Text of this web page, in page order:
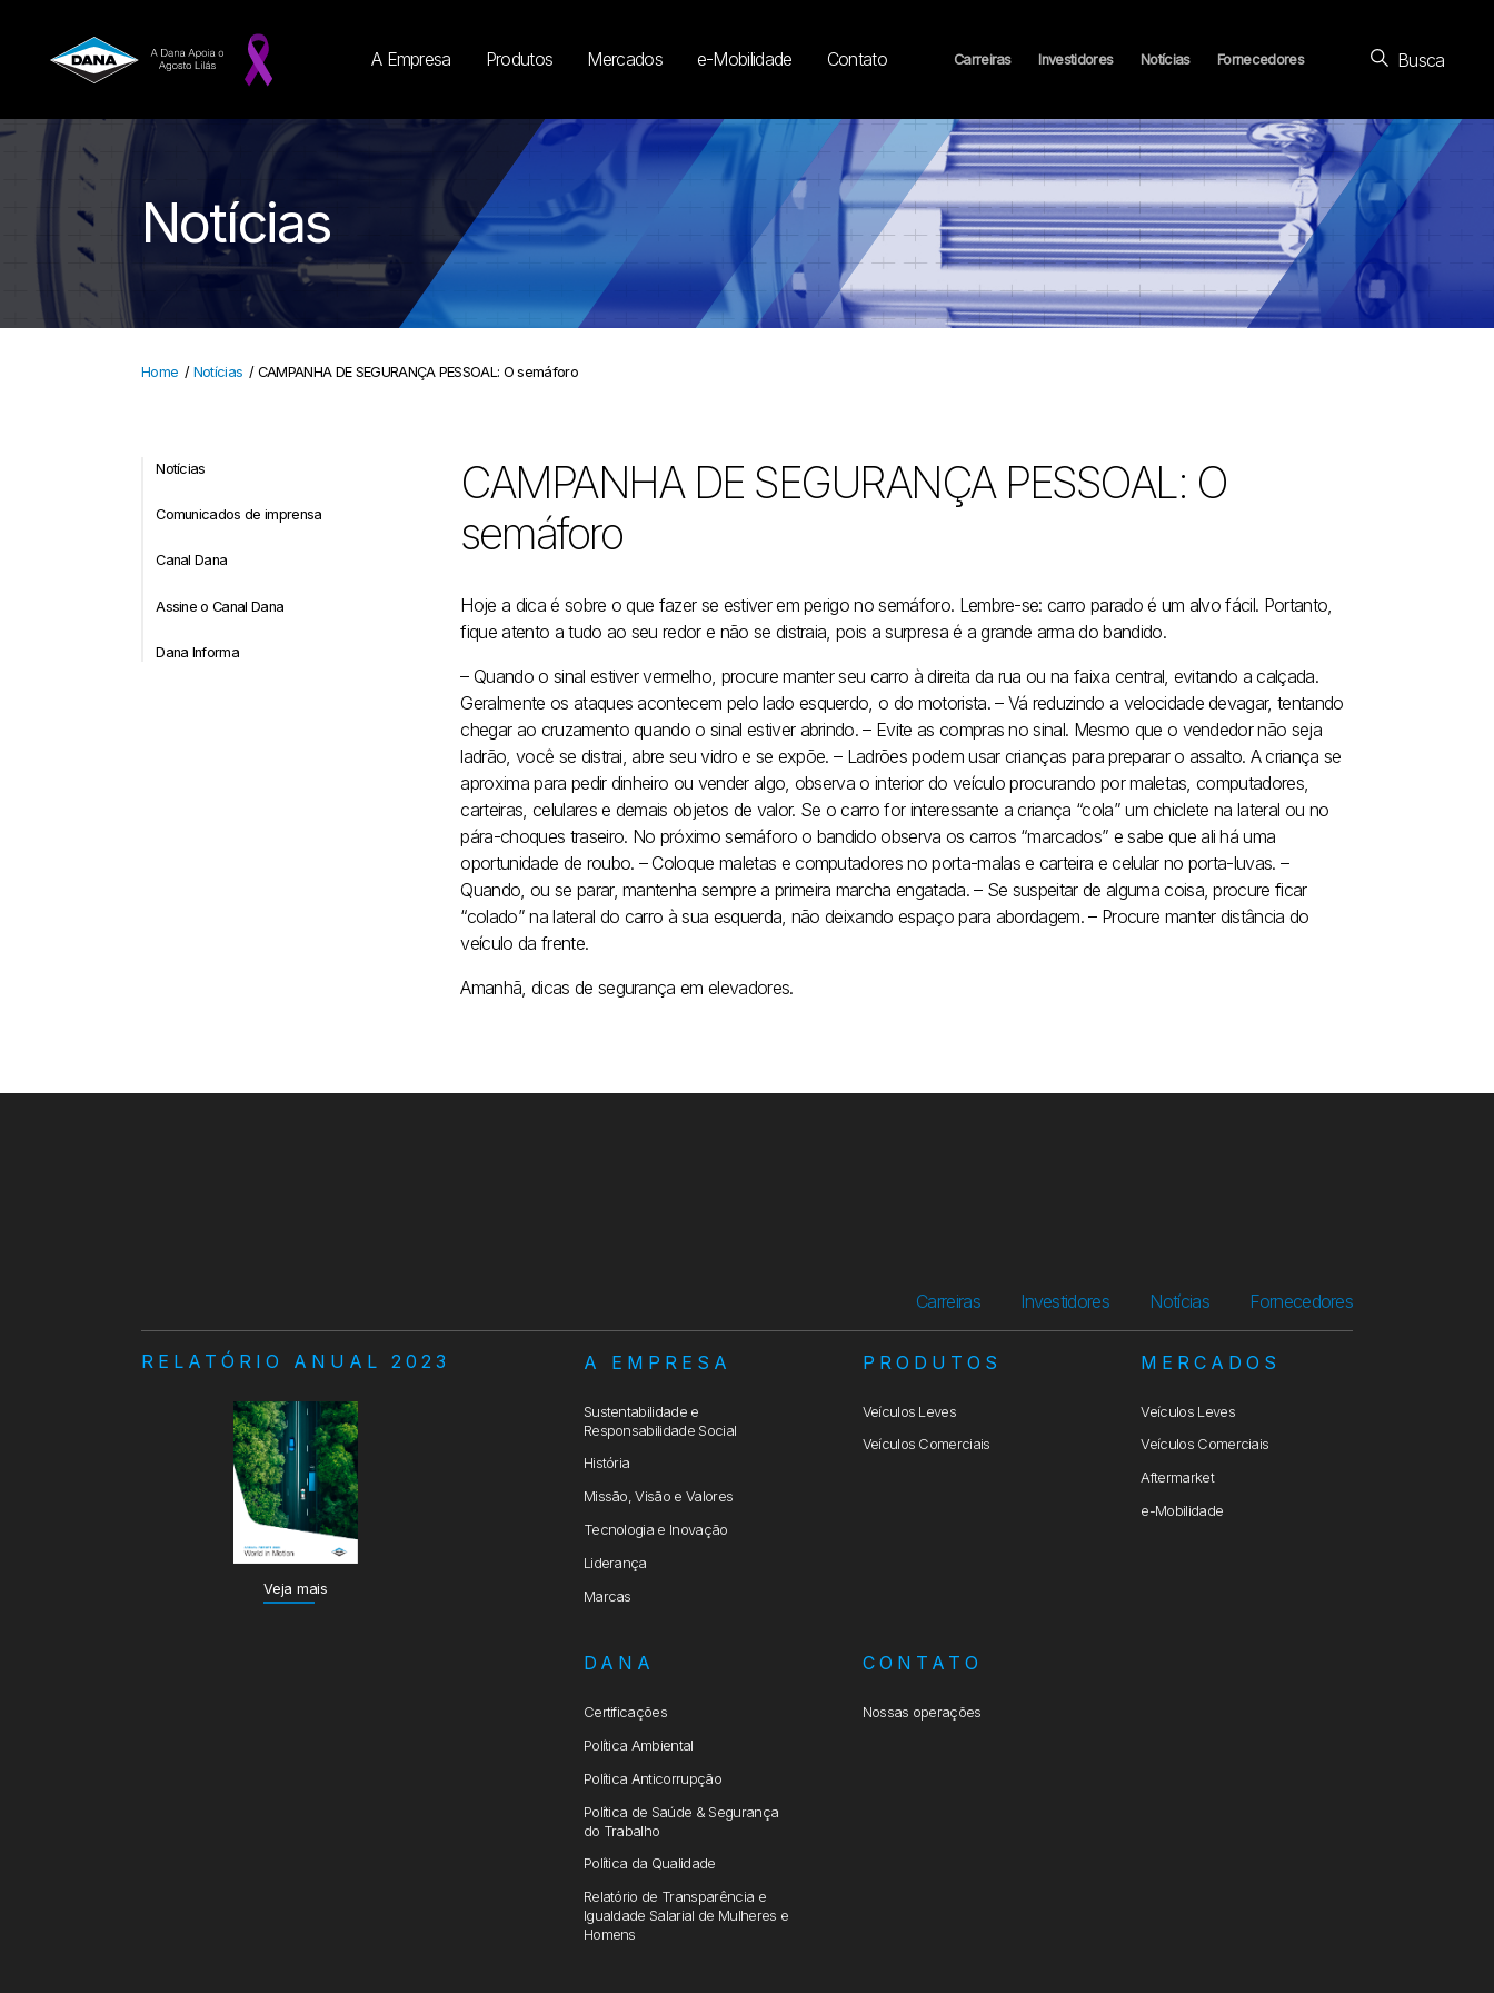
A Empresa Produtos Mercados e-Mobilidade Contato Carreiras Investidores Notícias Fornecedores Busca
Notícias
Home / Notícias / CAMPANHA DE SEGURANÇA PESSOAL: O semáforo
Notícias
Comunicados de imprensa
Canal Dana
Assine o Canal Dana
Dana Informa
CAMPANHA DE SEGURANÇA PESSOAL: O
semáforo
Hoje a dica é sobre o que fazer se estiver em perigo no semáforo. Lembre-se: carro parado é um alvo fácil. Portanto,
fique atento a tudo ao seu redor e não se distraia, pois a surpresa é a grande arma do bandido.
– Quando o sinal estiver vermelho, procure manter seu carro à direita da rua ou na faixa central, evitando a calçada.
Geralmente os ataques acontecem pelo lado esquerdo, o do motorista.– Vá reduzindo a velocidade devagar, tentando
chegar ao cruzamento quando o sinal estiver abrindo.– Evite as compras no sinal. Mesmo que o vendedor não seja
ladrão, você se distrai, abre seu vidro e se expõe.– Ladrões podem usar crianças para preparar o assalto. A criança se
aproxima para pedir dinheiro ou vender algo, observa o interior do veículo procurando por maletas, computadores,
carteiras, celulares e demais objetos de valor. Se o carro for interessante a criança “cola” um chiclete na lateral ou no
pára-choques traseiro. No próximo semáforo o bandido observa os carros “marcados” e sabe que ali há uma
oportunidade de roubo. – Coloque maletas e computadores no porta-malas e carteira e celular no porta-luvas.–
Quando, ou se parar, mantenha sempre a primeira marcha engatada.– Se suspeitar de alguma coisa, procure ficar
“colado” na lateral do carro à sua esquerda, não deixando espaço para abordagem.– Procure manter distância do
veículo da frente.
Amanhã, dicas de segurança em elevadores.
Carreiras Investidores Notícias Fornecedores
RELATÓRIO ANUAL 2023
Veja mais
A EMPRESA
Sustentabilidade e
Responsabilidade Social
História
Missão, Visão e Valores
Tecnologia e Inovação
Liderança
Marcas
PRODUTOS
Veículos Leves
Veículos Comerciais
MERCADOS
Veículos Leves
Veículos Comerciais
Aftermarket
e-Mobilidade
DANA
Certificações
Política Ambiental
Política Anticorrupção
Política de Saúde & Segurança
do Trabalho
Política da Qualidade
Relatório de Transparência e
Igualdade Salarial de Mulheres e
Homens
CONTATO
Nossas operações